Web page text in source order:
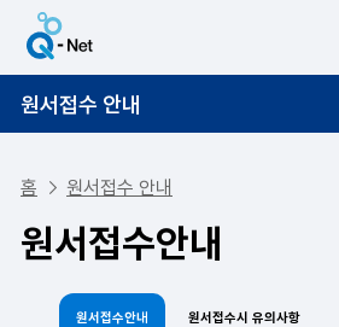
원서접수 안내
홈 원서접수 안내
원서접수안내
원서접수안내 원서접수시 유의사항